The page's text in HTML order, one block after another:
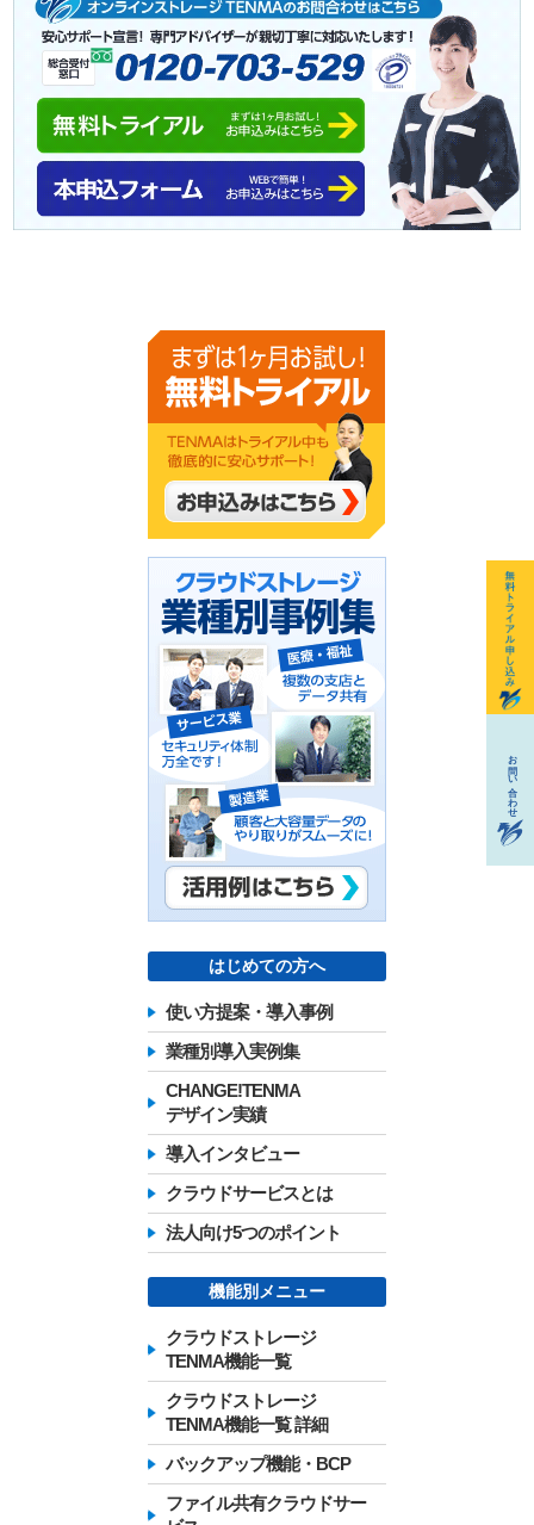
はじめての方へ
使い方提案・導入事例
業種別導入実例集
CHANGE!TENMA
デザイン実績
導入インタビュー
クラウドサービスとは
法人向け5つのポイント
機能別メニュー
クラウドストレージ
TENMA機能一覧
クラウドストレージ
TENMA機能一覧 詳細
バックアップ機能・BCP
ファイル共有クラウドサー